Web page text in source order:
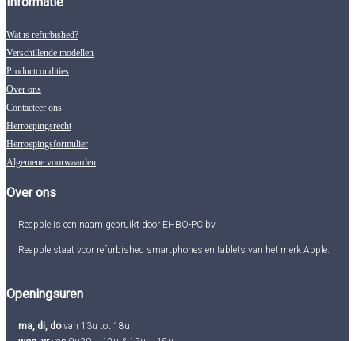
Wat is refurbished?
Verschillende modellen
Productcondities
Over ons
Contacteer ons
Herroepingsrecht
Herroepingsformulier
Algemene voorwaarden
Over ons
Reapple is een naam gebruikt door EHBO-PC bv.
Reapple staat voor refurbished smartphones en tablets van het merk Apple.
Openingsuren
ma, di, dovan 13u tot 18u